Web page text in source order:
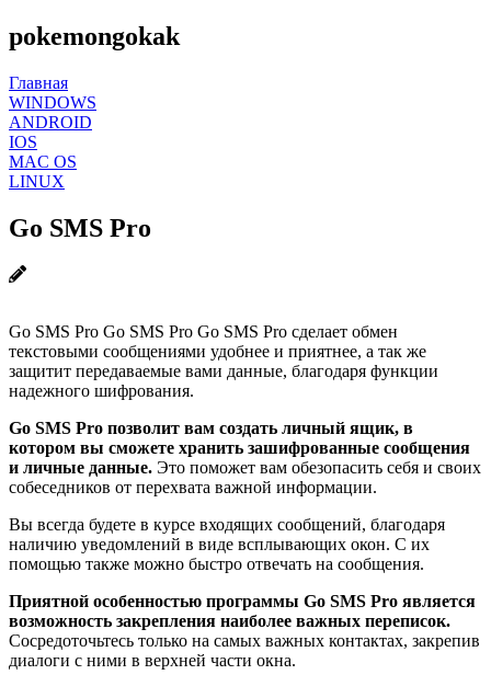
pokemongokak
Главная
WINDOWS
ANDROID
IOS
MAC OS
LINUX
Go SMS Pro
Go SMS Pro Go SMS Pro Go SMS Pro сделает обмен
текстовыми сообщениями удобнее и приятнее, а так же
защитит передаваемые вами данные, благодаря функции
надежного шифрования.
Go SMS Pro позволит вам создать личный ящик, в
котором вы сможете хранить зашифрованные сообщения
и личные данные. Это поможет вам обезопасить себя и своих
собеседников от перехвата важной информации.
Вы всегда будете в курсе входящих сообщений, благодаря
наличию уведомлений в виде всплывающих окон. С их
помощью также можно быстро отвечать на сообщения.
Приятной особенностью программы Go SMS Pro является
возможность закрепления наиболее важных переписок.
Сосредоточьтесь только на самых важных контактах, закрепив
диалоги с ними в верхней части окна.